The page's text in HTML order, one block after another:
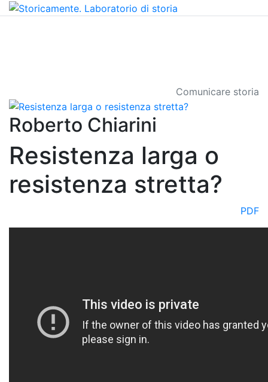
Comunicare storia
Roberto Chiarini
Resistenza larga o
resistenza stretta?
PDF